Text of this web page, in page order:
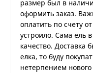
размер был в
оформить заказ.
оплатить по счету
устроило. Сама ель
качество. Доставка
елка, то буду
нетерпением